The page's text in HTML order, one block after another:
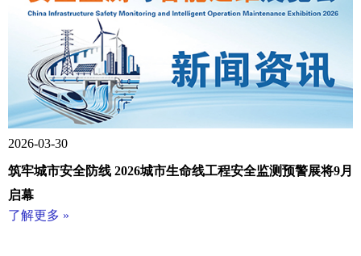
2026-03-30
筑牢城市安全防线 2026城市生命线工程安全监测预警展将9月
启幕
了解更多 »